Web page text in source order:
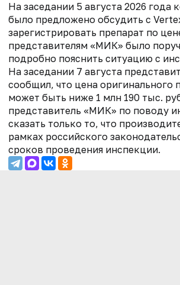
На заседании 5 августа 2026 года
было предложено обсудить с
зарегистрировать препарат по
представителям «МИК» было
подробно пояснить ситуацию с
На заседании 7 августа
сообщил, что цена оригинального
может быть ниже 1 млн 190 тыс.
представитель «МИК» по поводу
сказать только то, что
рамках российского
сроков проведения инспекции.